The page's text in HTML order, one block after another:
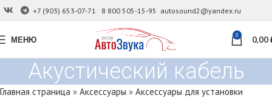
+7 (903) 653-07-71 8 800 505-15-95 autosound2@yandex.ru
МЕНЮ 0 0,00
Акустический кабель
Главная страница » Аксессуары » Аксессуары для установки